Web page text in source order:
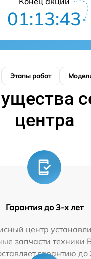
01:13:42
Этапы работ
центра
Гарантия до 3-х лет
центр
запчасти техники
гарантию до